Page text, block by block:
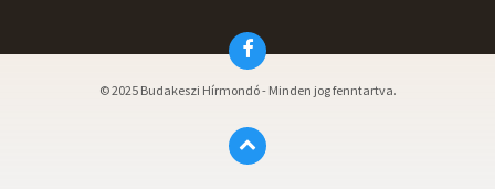
Facebook
© 2025 Budakeszi Hírmondó - Minden jog fenntartva.